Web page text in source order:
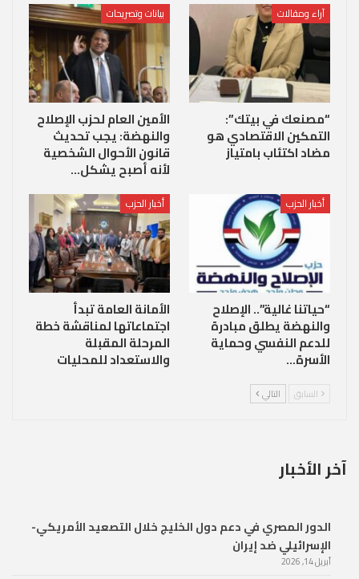
آراء ومقالات
“مصنعك في بيتك”:
التمكين الاقتصادي هو
مضاد اكتئاب بامتياز
بيانات وتصريحات
الأمين العام لحزب الإصلاح
والنهضة: يجب تحديث
قانون الأحوال الشخصية
لأنه أصبح يشكل…
أخبار الحزب
“حياتنا غالية”.. الإصلاح
والنهضة يطلق مبادرة
للدعم النفسي وحماية
الأسرة…
أخبار الحزب
الأمانة العامة تبدأ
اجتماعاتها لمناقشة خطة
المرحلة المقبلة
والاستعداد للمحليات
السابق التالي
آخر الأخبار
الدور المصري في دعم دول الخليج خلال التصعيد الأمريكي-
الإسرائيلي ضد إيران
أبريل 14, 2026